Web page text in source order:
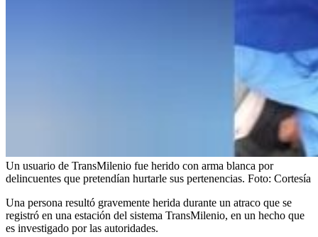
Un usuario de TransMilenio fue herido con arma blanca por
delincuentes que pretendían hurtarle sus pertenencias. Foto: Cortesía
Una persona resultó gravemente herida durante un atraco que se
registró en una estación del sistema TransMilenio, en un hecho que
es investigado por las autoridades.